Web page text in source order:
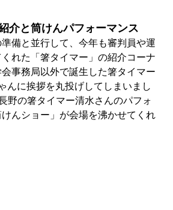
介と筒けんパフォーマンス
備と並行して
、今年も審判員や運
れた「箸タイマー」の紹介コーナ
事務局以外で誕生した箸タイマー
んに挨拶を丸投げしてしまいまし
野の箸タイマー清水さんのパフォ
んショー」が会場を沸かせてくれ